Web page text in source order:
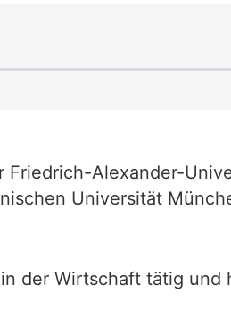
Alexander-
Universität
der Wirtschaft tätig